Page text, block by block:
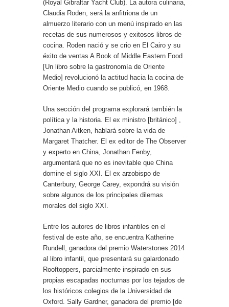
(Royal Gibraltar Yacht Club). La autora culinaria,
Claudia Roden, será la anfitriona de un
almuerzo literario con un menú inspirado en las
recetas de sus numerosos y exitosos libros de
cocina. Roden nació y se crio en El Cairo y su
éxito de ventas A Book of Middle Eastern Food
[Un libro sobre la gastronomía de Oriente
Medio] revolucionó la actitud hacia la cocina de
Oriente Medio cuando se publicó, en 1968.
Una sección del programa explorará también la
política y la historia. El ex ministro [británico] ,
Jonathan Aitken, hablará sobre la vida de
Margaret Thatcher. El ex editor de The Observer
y experto en China, Jonathan Fenby,
argumentará que no es inevitable que China
domine el siglo XXI. El ex arzobispo de
Canterbury, George Carey, expondrá su visión
sobre algunos de los principales dilemas
morales del siglo XXI.
Entre los autores de libros infantiles en el
festival de este año, se encuentra Katherine
Rundell, ganadora del premio Waterstones 2014
al libro infantil, que presentará su galardonado
Rooftoppers, parcialmente inspirado en sus
propias escapadas nocturnas por los tejados de
los históricos colegios de la Universidad de
Oxford. Sally Gardner, ganadora del premio [de